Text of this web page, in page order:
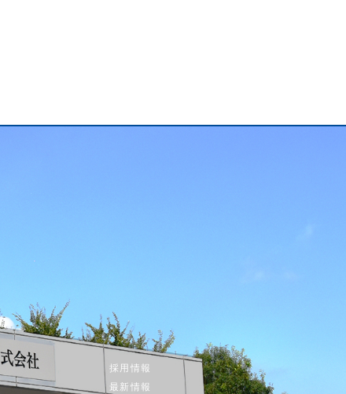
採用情報
最新情報